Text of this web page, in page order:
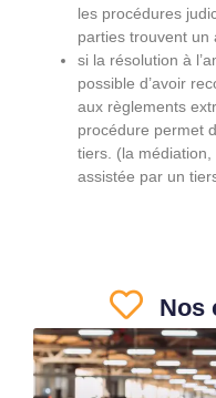
les procédures
parties trouvent un
si la résolution à
possible d’avoir
aux règlements
procédure permet
tiers. (la
assistée par un
Nos